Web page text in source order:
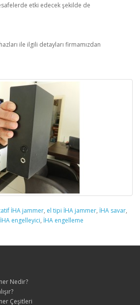
etki edecek şekilde de
ile ilgili detayları firmamızdan
İHA jammer, el tipi İHA jammer, İHA savar,
İHA engelleyici, İHA engelleme
Nedir?
Çeşitleri